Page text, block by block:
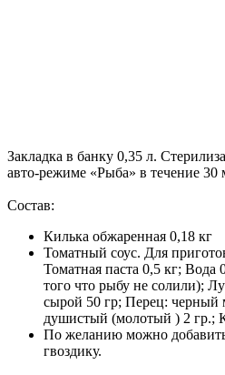
Закладка в банку 0,35 л.
авто-режиме «Рыба» в течение 30
Состав:
Килька обжаренная 0,18 кг
Томатный соус. Для
Томатная паста 0,5 кг; Вода
того что рыбу не солили);
сырой 50 гр; Перец: черный
душистый (молотый ) 2 гр.;
По желанию можно добавить
гвоздику.